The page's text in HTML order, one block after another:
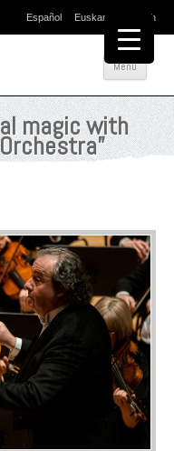
Español Euskara English
Menu Skip
magic with